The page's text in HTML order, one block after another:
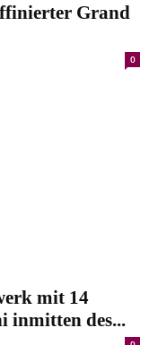
Grand
0
mit 14
inmitten des...